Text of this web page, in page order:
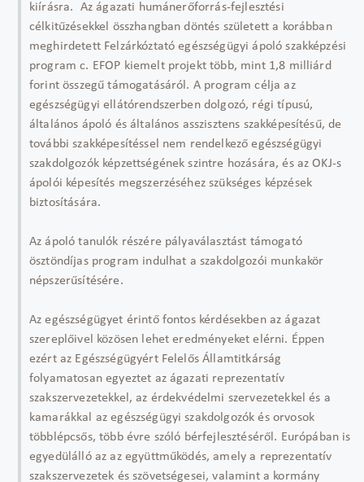
kiírásra. Az ágazati humánerőforrás-fejlesztési
célkitűzésekkel összhangban döntés született a korábban
meghirdetett Felzárkóztató egészségügyi ápoló szakképzési
program c. EFOP kiemelt projekt több, mint 1,8 milliárd
forint összegű támogatásáról. A program célja az
egészségügyi ellátórendszerben dolgozó, régi típusú,
általános ápoló és általános asszisztens szakképesítésű, de
további szakképesítéssel nem rendelkező egészségügyi
szakdolgozók képzettségének szintre hozására, és az OKJ-s
ápolói képesítés megszerzéséhez szükséges képzések
biztosítására.
Az ápoló tanulók részére pályaválasztást támogató
ösztöndíjas program indulhat a szakdolgozói munkakör
népszerűsítésére.
Az egészségügyet érintő fontos kérdésekben az ágazat
szereplőivel közösen lehet eredményeket elérni. Éppen
ezért az Egészségügyért Felelős Államtitkárság
folyamatosan egyeztet az ágazati reprezentatív
szakszervezetekkel, az érdekvédelmi szervezetekkel és a
kamarákkal az egészségügyi szakdolgozók és orvosok
többlépcsős, több évre szóló bérfejlesztéséről. Európában is
egyedülálló az az együttműködés, amely a reprezentatív
szakszervezetek és szövetségesei, valamint a kormány